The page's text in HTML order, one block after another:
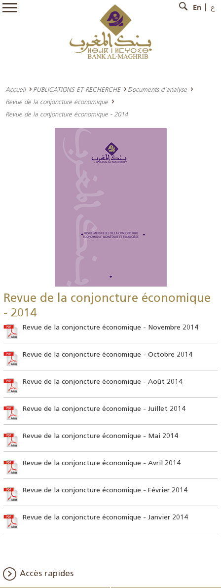
En ع
Accueil PUBLICATIONS ET RECHERCHE
Documents d'analyse
Revue de la conjoncture économique
Revue de la conjoncture économique - 2014
Revue de la conjoncture économique
- 2014
Revue de la conjoncture économique - Novembre 2014
Revue de la conjoncture économique - Octobre 2014
Revue de la conjoncture économique - Août 2014
Revue de la conjoncture économique - Juillet 2014
Revue de la conjoncture économique - Mai 2014
Revue de la conjoncture économique - Avril 2014
Revue de la conjoncture économique - Février 2014
Revue de la conjoncture économique - Janvier 2014
Accès rapides